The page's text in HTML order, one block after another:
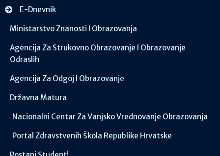
E-Dnevnik
Ministarstvo Znanosti I Obrazovanja
Agencija Za Strukovno Obrazovanje I Obrazovanje
Odraslih
Agencija Za Odgoj I Obrazovanje
Državna Matura
Nacionalni Centar Za Vanjsko Vrednovanje Obrazovanja
Portal Zdravstvenih Škola Republike Hrvatske